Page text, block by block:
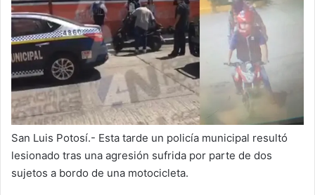
San Luis Potosí.- Esta tarde un policía municipal resultó
lesionado tras una agresión sufrida por parte de dos
sujetos a bordo de una motocicleta.